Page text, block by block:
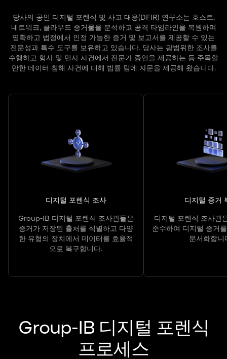
당사의 공인 디지털 포렌식 및 사고 대응(DFIR) 연구소는 호스트,
네트워크, 클라우드 증거물을 분석하고 공격 타임라인을 복원하며
명확하고 법정에서 인정 가능한 증거 및 보고서를 제공할 수 있는
전문성과 특수 도구를 보유하고 있습니다. 당사는 광범위한 조사를
수행하고 형사 및 민사 사건에서 전문가 증언을 제공하는 등 주목할
만한 데이터 침해 사건에 대해 법률 팀에 자문을 제공해 왔습니다.
디지털 포렌식 조사
Group-IB 디지털 포렌식 조사관들은
증거가 저장된 출처를 식별하고 다양
한 유형의 장치에서 데이터를 효율적
으로 복구합니다.
디지털 증거
디지털 포렌식 조사관
준수하여 디지털 증거
문서화합니
Group-IB 디지털 포렌식
프로세스